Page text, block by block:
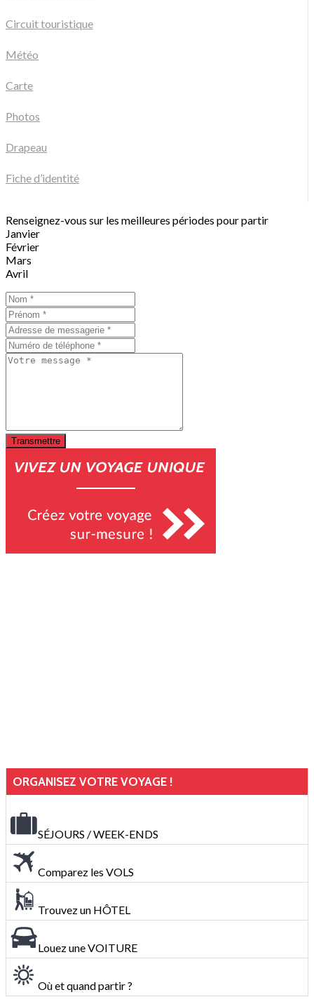
Circuit touristique
Météo
Carte
Photos
Drapeau
Fiche d’identité
Renseignez-vous sur les meilleures périodes pour partir
Janvier
Février
Mars
Avril
ORGANISEZ VOTRE VOYAGE !
SÉJOURS / WEEK-ENDS
Comparez les VOLS
Trouvez un HÔTEL
Louez une VOITURE
Où et quand partir ?